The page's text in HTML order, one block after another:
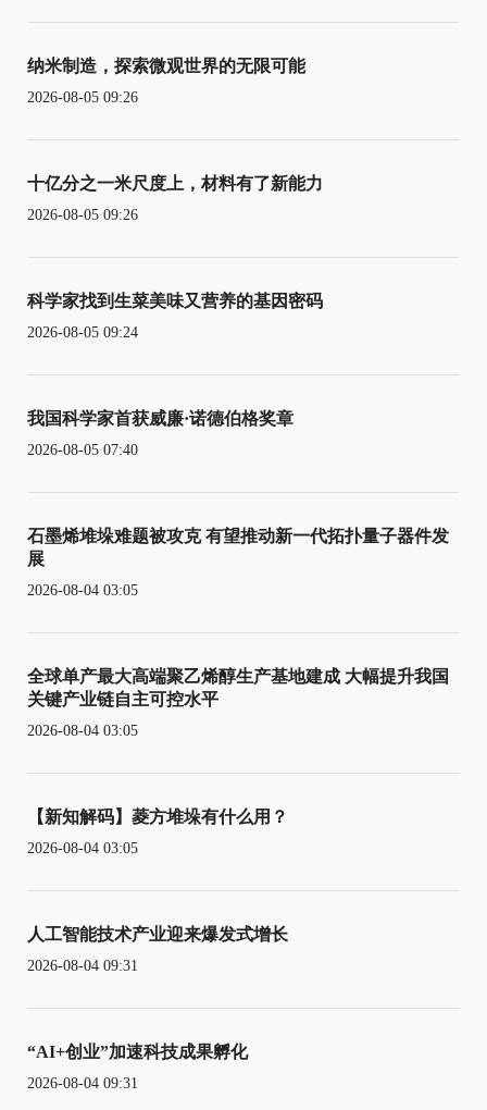
纳米制造，探索微观世界的无限可能
2026-08-05 09:26
十亿分之一米尺度上，材料有了新能力
2026-08-05 09:26
科学家找到生菜美味又营养的基因密码
2026-08-05 09:24
我国科学家首获威廉·诺德伯格奖章
2026-08-05 07:40
石墨烯堆垛难题被攻克 有望推动新一代拓扑量子器件发
展
2026-08-04 03:05
全球单产最大高端聚乙烯醇生产基地建成 大幅提升我国
关键产业链自主可控水平
2026-08-04 03:05
【新知解码】菱方堆垛有什么用？
2026-08-04 03:05
人工智能技术产业迎来爆发式增长
2026-08-04 09:31
“AI+创业”加速科技成果孵化
2026-08-04 09:31